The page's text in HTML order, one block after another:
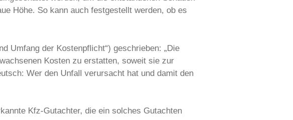
Höhe. So kann auch festgestellt werden, ob es
Umfang der Kostenpflicht“) geschrieben: „Die
Kosten zu erstatten, soweit sie zur
Wer den Unfall verursacht hat und damit den
Kfz-Gutachter, die ein solches Gutachten